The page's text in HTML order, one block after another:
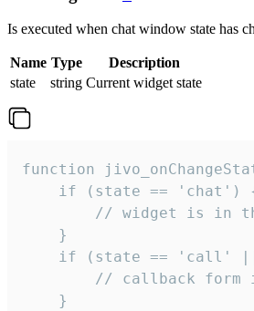
Is executed when chat window state has
Name Type
Description
state
string Current widget state
function
if (state == 'chat')
// widget is in
    }
if (state == 'call'
// callback form
    }